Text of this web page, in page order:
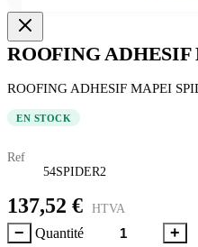
ROOFING
ROOFING ADHESIF MAPEI
EN STOCK
Ref
54SPIDER2
137,52 € HTVA
− Quantité +